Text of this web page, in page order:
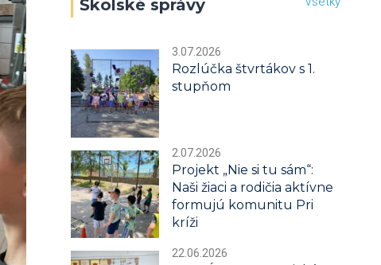
Školské správy
3.07.2026
Rozlúčka štvrtákov s 1.
stupňom
2.07.2026
Projekt „Nie si tu sám“:
Naši žiaci a rodičia aktívne
formujú komunitu Pri
kríži
22.06.2026